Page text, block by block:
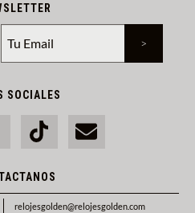
SOCIALES
relojesgolden@relojesgolden.com